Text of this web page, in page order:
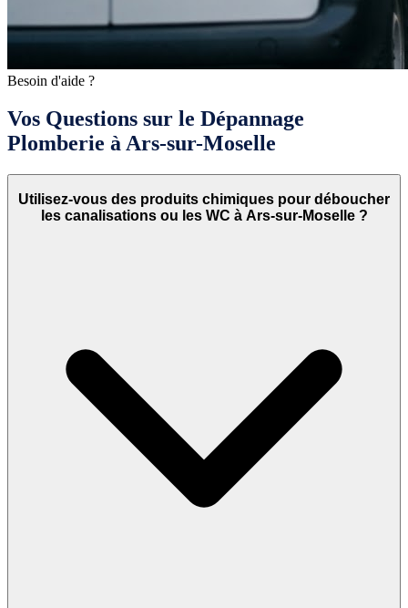
Besoin d'aide ?
Vos Questions sur le Dépannage
Plomberie à Ars-sur-Moselle
Utilisez-vous des produits chimiques pour déboucher
les canalisations ou les WC à Ars-sur-Moselle ?